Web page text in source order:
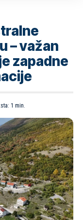
– važan
zapadne
1 min.